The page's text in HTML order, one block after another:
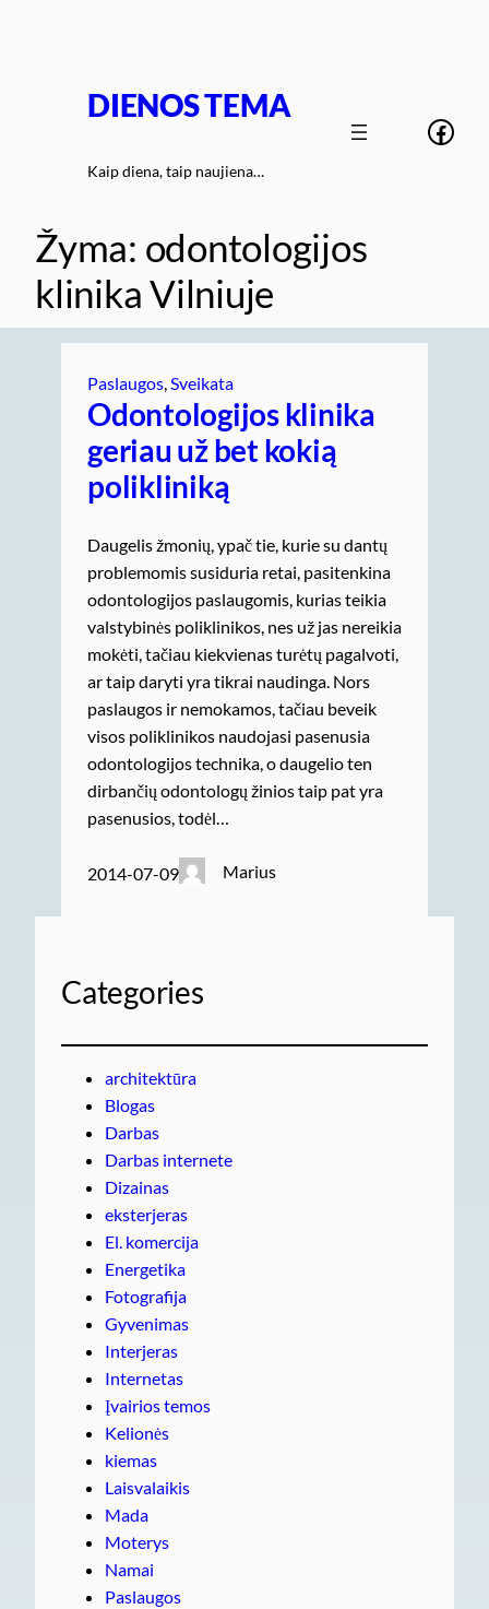
DIENOS TEMA
Kaip diena, taip naujiena…
Žyma: odontologijos
klinika Vilniuje
Paslaugos Sveikata
Odontologijos klinika
geriau už bet kokią
polikliniką
Daugelis žmonių, ypač tie, kurie su dantų
problemomis susiduria retai, pasitenkina
odontologijos paslaugomis, kurias teikia
valstybinės poliklinikos, nes už jas nereikia
mokėti, tačiau kiekvienas turėtų pagalvoti,
ar taip daryti yra tikrai naudinga. Nors
paslaugos ir nemokamos, tačiau beveik
visos poliklinikos naudojasi pasenusia
odontologijos technika, o daugelio ten
dirbančių odontologų žinios taip pat yra
pasenusios, todėl…
2014-07-09 Marius
Categories
architektūra
Blogas
Darbas
Darbas internete
Dizainas
eksterjeras
El. komercija
Energetika
Fotografija
Gyvenimas
Interjeras
Internetas
Įvairios temos
Kelionės
kiemas
Laisvalaikis
Mada
Moterys
Namai
Paslaugos